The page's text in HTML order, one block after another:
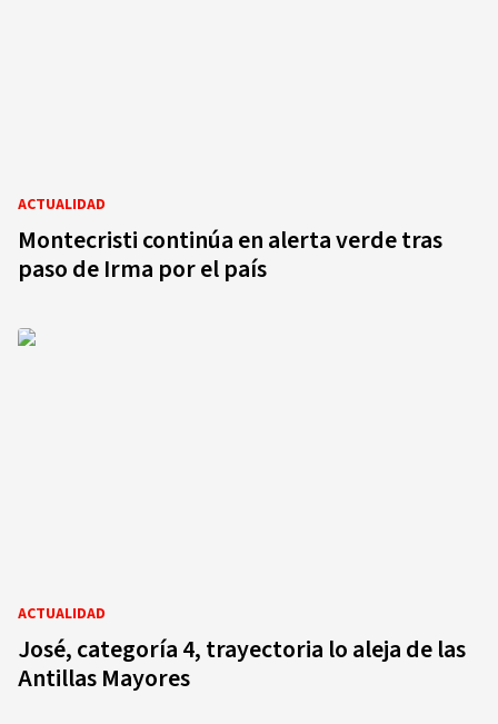
ACTUALIDAD
Montecristi continúa en alerta verde tras
paso de Irma por el país
ACTUALIDAD
José, categoría 4, trayectoria lo aleja de las
Antillas Mayores